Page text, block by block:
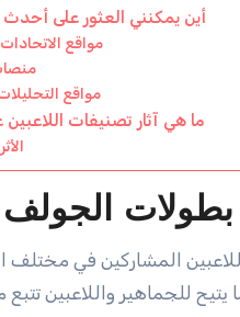
أين يمكنني العثور على أحدث
مواقع
مواقع
ما هي آثار تصنيفات
الجولف
المشاركين في مختلف